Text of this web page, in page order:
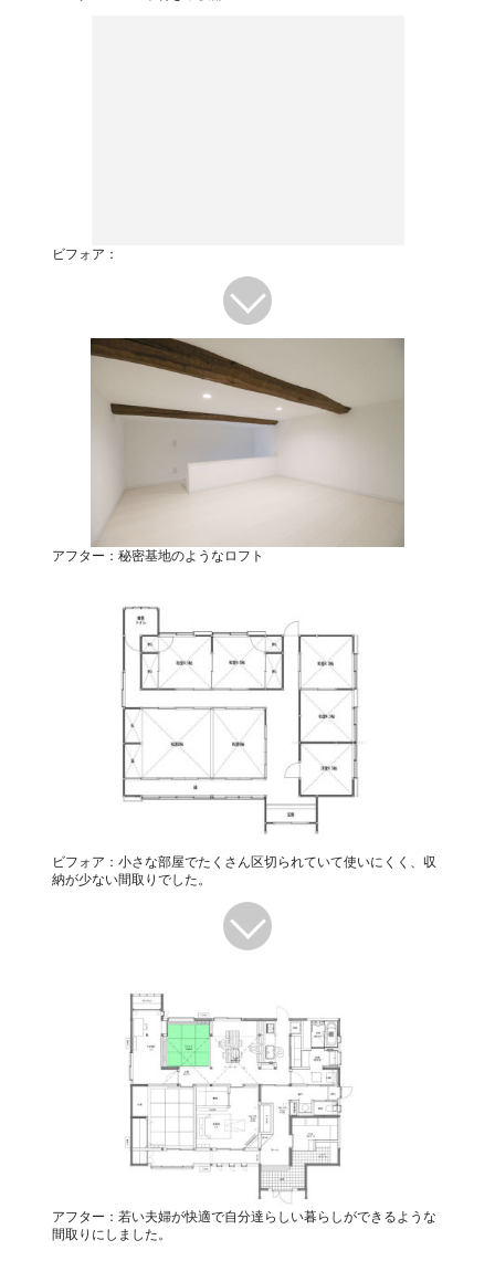
ビフォア：
アフター：秘密基地のようなロフト
ビフォア：小さな部屋でたくさん区切られていて使いにくく、収
納が少ない間取りでした。
アフター：若い夫婦が快適で自分達らしい暮らしができるような
間取りにしました。